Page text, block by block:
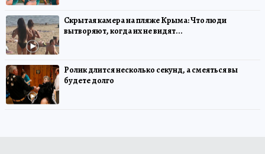
Скрытая камера на пляже Крыма: Что люди
вытворяют, когда их не видят...
Ролик длится несколько секунд, а смеяться вы
будете долго